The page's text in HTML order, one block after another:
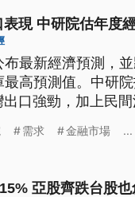
現 中研院估年度
布最新經濟預測，
最高預測值。中研
口強勁，加上民
需求 金融市場 ...
亞股齊跌台股